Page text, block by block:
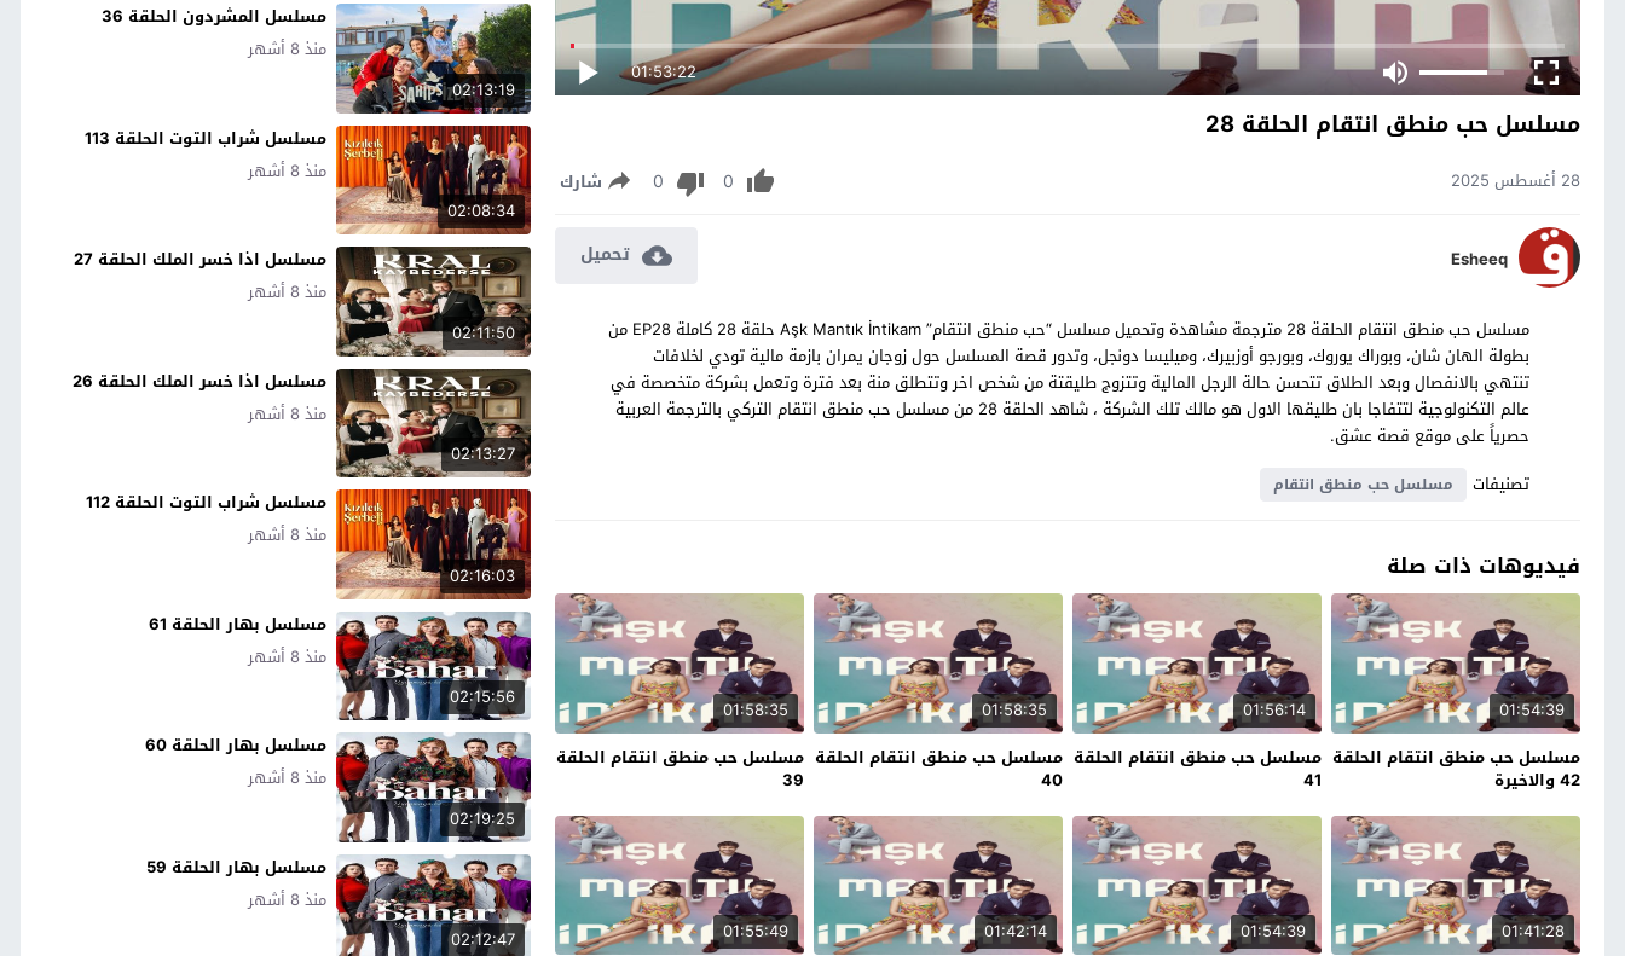
01:53:22
مسلسل حب منطق انتقام الحلقة 28
28 أغسطس 2025 0
0 شارك
Esheeq تحميل
مسلسل حب منطق انتقام الحلقة 28 مترجمة مشاهدة وتحميل مسلسل “حب منطق انتقام” Aşk Mantık İntikam حلقة 28 كاملة EP28 من
بطولة الهان شان، وبوراك يوروك، وبورجو أوزبيرك، وميليسا دونجل، وتدور قصة المسلسل حول زوجان يمران بازمة مالية تودي لخلافات
تنتهي بالانفصال وبعد الطلاق تتحسن حالة الرجل المالية وتتزوج طليقتة من شخص اخر وتتطلق منة بعد فترة وتعمل بشركة متخصصة في
عالم التكنولوجية لتتفاجا بان طليقها الاول هو مالك تلك الشركة ، شاهد الحلقة 28 من مسلسل حب منطق انتقام التركي بالترجمة العربية
حصرياً على موقع قصة عشق.
تصنيفات
مسلسل حب منطق انتقام
فيديوهات ذات صلة
01:54:39
مسلسل حب منطق انتقام الحلقة
42 والاخيرة
01:56:14
مسلسل حب منطق انتقام الحلقة
41
01:58:35
مسلسل حب منطق انتقام الحلقة
40
01:58:35
مسلسل حب منطق انتقام الحلقة
39
01:41:28
01:54:39
01:42:14
01:55:49
02:13:19
مسلسل المشردون الحلقة 36
منذ 8 أشهر
02:08:34
مسلسل شراب التوت الحلقة 113
منذ 8 أشهر
02:11:50
مسلسل اذا خسر الملك الحلقة 27
منذ 8 أشهر
02:13:27
مسلسل اذا خسر الملك الحلقة 26
منذ 8 أشهر
02:16:03
مسلسل شراب التوت الحلقة 112
منذ 8 أشهر
02:15:56
مسلسل بهار الحلقة 61
منذ 8 أشهر
02:19:25
مسلسل بهار الحلقة 60
منذ 8 أشهر
02:12:47
مسلسل بهار الحلقة 59
منذ 8 أشهر